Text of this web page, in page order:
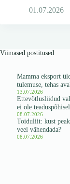
01.07.2026
Viimased postitused
Mamma eksport
tulemuse, tehas
13.07.2026
Ettevõtlusliidud
ei ole
08.07.2026
Toiduliit: kust
veel vähendada?
08.07.2026